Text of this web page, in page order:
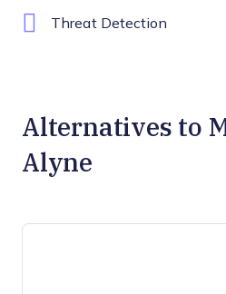
Threat Detection
Alternatives to
Alyne